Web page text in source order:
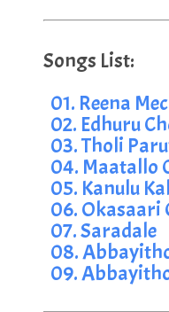
01. Reena
02. Edhuru
03. Tholi
04. Maatallo
05. Kanulu
06. Okasaari
07. Saradale
08.
09.